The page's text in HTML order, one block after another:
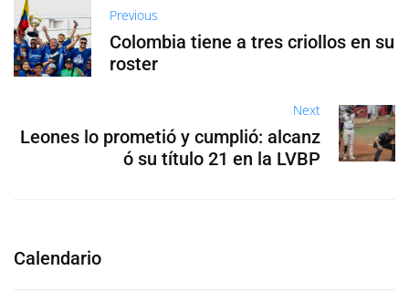
Previous
Colombia tiene a tres criollos en su
roster
Next
Leones lo prometió y cumplió: alcanz
ó su título 21 en la LVBP
Calendario